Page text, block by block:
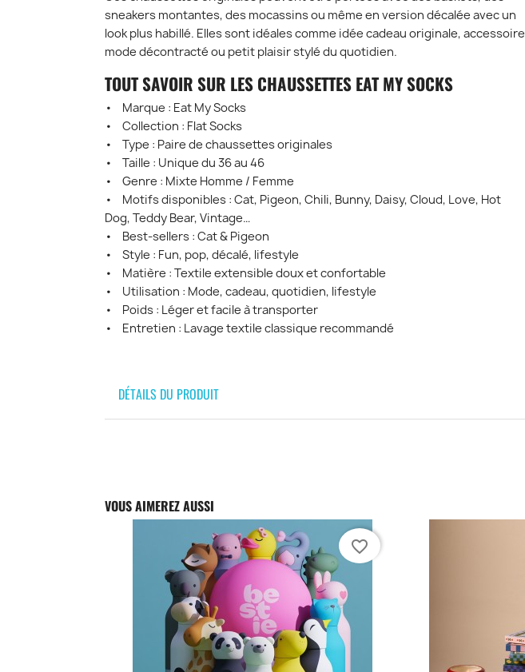
sneakers montantes, des mocassins ou même en version décalée avec un
look plus habillé. Elles sont idéales comme idée cadeau originale, accessoire
mode décontracté ou petit plaisir stylé du quotidien.
TOUT SAVOIR SUR LES CHAUSSETTES EAT MY SOCKS
• Marque : Eat My Socks
• Collection : Flat Socks
• Type : Paire de chaussettes originales
• Taille : Unique du 36 au 46
• Genre : Mixte Homme / Femme
• Motifs disponibles : Cat, Pigeon, Chili, Bunny, Daisy, Cloud, Love, Hot
Dog, Teddy Bear, Vintage…
• Best-sellers : Cat & Pigeon
• Style : Fun, pop, décalé, lifestyle
• Matière : Textile extensible doux et confortable
• Utilisation : Mode, cadeau, quotidien, lifestyle
• Poids : Léger et facile à transporter
• Entretien : Lavage textile classique recommandé
DÉTAILS DU PRODUIT
VOUS AIMEREZ AUSSI
favorite_border